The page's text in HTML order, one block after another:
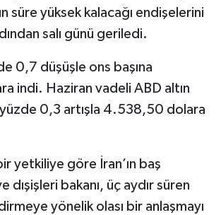
süre yüksek kalacağı endişelerini
salı günü geriledi.
0,7 düşüşle ons başına
indi. Haziran vadeli ABD altın
yüzde 0,3 artışla 4.538,50 dolara
yetkiliye göre İran’ın baş
dışişleri bakanı, üç aydır süren
yönelik olası bir anlaşmayı